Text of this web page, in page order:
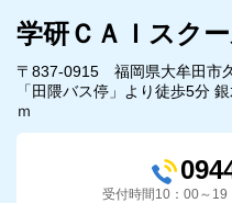
学研ＣＡＩスク
〒837-0915 福岡県大牟田市
「田隈バス停」より徒歩5分
ｍ
受付時間10：00～19